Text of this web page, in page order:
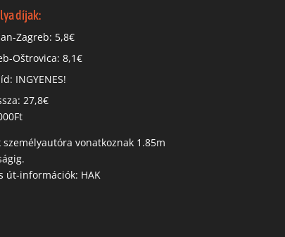
díjak:
Zagreb: 5,8€
Oštrovica: 8,1€
INGYENES!
27,8€
személyautóra vonatkoznak 1.85m
út-információk: HAK